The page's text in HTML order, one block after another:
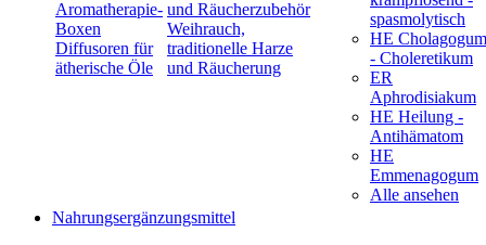
Aromatherapie-
Boxen
Diffusoren für
ätherische Öle
und Räucherzubehör
Weihrauch,
traditionelle Harze
und Räucherung
spasmolytisch
HE Cholagogum
- Choleretikum
ER
Aphrodisiakum
HE Heilung -
Antihämatom
HE
Emmenagogum
Alle ansehen
Nahrungsergänzungsmittel